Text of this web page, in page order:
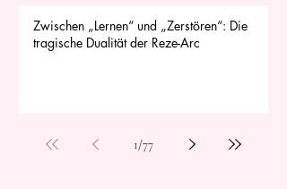
Zwischen „Lernen“ und „Zerstören“: Die
tragische Dualität der Reze-Arc
1/77